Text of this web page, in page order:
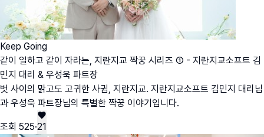
Keep Going
같이 일하고 같이 자라는, 지란지교 짝꿍 시리즈 ① - 지란지교소프트 김
민지 대리 & 우성욱 파트장
벗 사이의 맑고도 고귀한 사귐, 지란지교. 지란지교소프트 김민지 대리님
과 우성욱 파트장님의 특별한 짝꿍 이야기입니다.
조회 525·21